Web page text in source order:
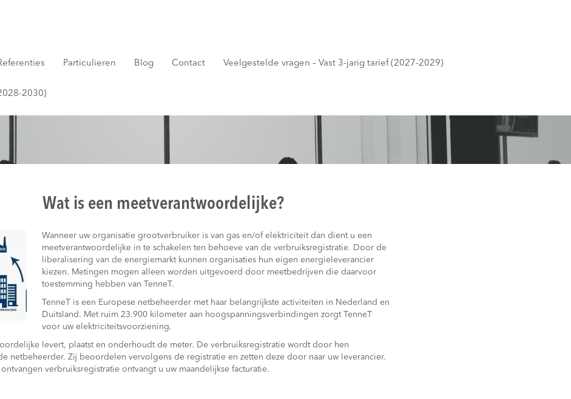
Particulieren Blog Contact Veelgestelde vragen – Vast 3-jarig tarief (2027-2029)
2030)
Wat is een meetverantwoordelijke?
Wanneer uw organisatie grootverbruiker is van gas en/of elektriciteit dan dient u een
meetverantwoordelijke in te schakelen ten behoeve van de verbruiksregistratie. Door de
liberalisering van de energiemarkt kunnen organisaties hun eigen energieleverancier
kiezen. Metingen mogen alleen worden uitgevoerd door meetbedrijven die daarvoor
toestemming hebben van TenneT.
TenneT is een Europese netbeheerder met haar belangrijkste activiteiten in Nederland en
Duitsland. Met ruim 23.900 kilometer aan hoogspanningsverbindingen zorgt TenneT
voor uw elektriciteitsvoorziening.
levert, plaatst en onderhoudt de meter. De verbruiksregistratie wordt door hen
netbeheerder. Zij beoordelen vervolgens de registratie en zetten deze door naar uw leverancier.
verbruiksregistratie ontvangt u uw maandelijkse facturatie.